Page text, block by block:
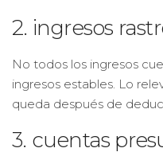
2. ingresos
No todos los ingresos
ingresos estables. Lo
queda después de
3. cuentas